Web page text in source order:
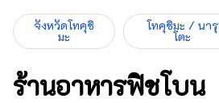
จังหวัดโทคุชิ
มะ
โทคุชิมะ / นารุ
โตะ
ร้านอาหารฟิชโบน